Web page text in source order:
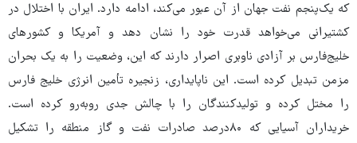
که یک‌پنجم نفت جهان از آن عبور می‌کند، ادامه دارد. ایران با اختلال در
کشتیرانی می‌خواهد قدرت خود را نشان دهد و آمریکا و کشورهای
خلیج‌فارس بر آزادی ناوبری اصرار دارند که این، وضعیت را به یک بحران
مزمن تبدیل کرده است. این ناپایداری، زنجیره تأمین انرژی خلیج فارس
را مختل کرده و تولیدکنندگان را با چالش جدی روبه‌رو کرده است.
خریداران آسیایی که ۸۰درصد صادرات نفت و گاز منطقه را تشکیل